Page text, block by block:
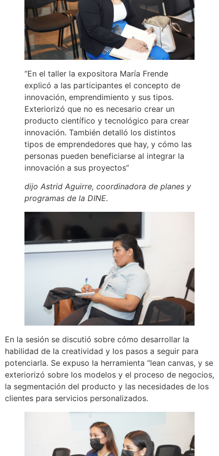
“En el taller la expositora María Frende
explicó a las participantes el concepto de
innovación, emprendimiento y sus tipos.
Exteriorizó que no es necesario crear un
producto científico y tecnológico para crear
innovación. También detalló los distintos
tipos de emprendedores que hay, y cómo las
personas pueden beneficiarse al integrar la
innovación a sus proyectos”
dijo Astrid Aguirre, coordinadora de planes y
programas de la DINE.
En la sesión se discutió sobre cómo desarrollar la
habilidad de la creatividad y los pasos a seguir para
potenciarla. Se expuso la herramienta “lean canvas, y se
exteriorizó sobre los modelos y el proceso de negocios,
la segmentación del producto y las necesidades de los
clientes para servicios personalizados.